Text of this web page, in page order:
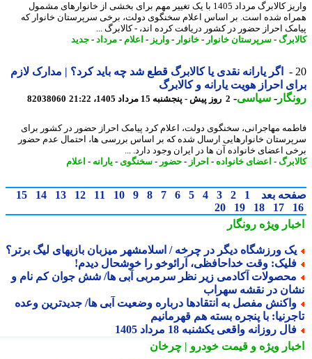
واریز کالابرگ مرداد 1405 با یک تغییر مهم برای بخشی از خانوارهای مشمول
شده است. بر اساس اعلام سخنگوی دولت، برخی سرپرستان خانوار که
احراز حضور در کشور دریافت کرده اند، - کالابرگ ...
- سرپرستان خانوار-خانوار-واریز- اعلام -مرداد-جدید
اگر یارانه نقدی یا کالابرگ قطع شد چه باید کرد؟ | مدارک لازم
احراز هویت یارانه و کالابرگ
-سیاسی-2 روز پیش - پنجشنبه 15 مرداد 1405، 21:22 82038060
مهاجرانی، سخنگوی دولت، اعلام کرد پیامک احراز حضور در کشور برای
خانوارهایی ارسال شده که بر اساس بررسی ها، احتمال عدم حضور
اعضای خانواده آن ها در ایران وجود دارد. ...
- اعضای خانواده- احراز- حضور-سخنگوی-یارانه- اعلام
بعد 1
2
3
4
5
6
7
8
9
10
11
12
13
14
15
17
18
19
20
ویژهرونگار
ورزشگاه دیگر در چرخه / اسلامشهر میزبان بازیهای لیگ برتر؟
وقت خداحافظی، آرائوخو را خوشحال دیدم!
آکادمی زیر نظر سرمربی آبی ها/ شش جوان کم نام و
در نقشه سهراب
مفصل به انتقادها درباره وضعیت آبی ها/ جدیدترین وعده
با پنجره بسته هم قهرمانیم
روزانه واقعی یکشنبه 18 مرداد 1405
ویژهو قیمت خودرو | چرخان